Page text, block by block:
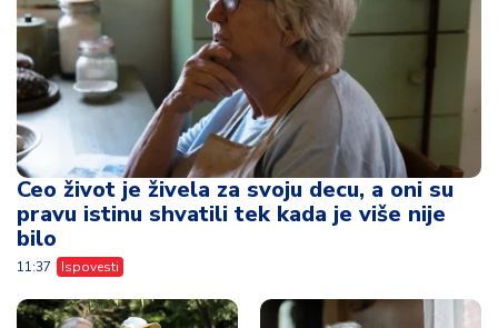
Ceo život je živela za svoju decu, a oni su
pravu istinu shvatili tek kada je više nije
bilo
11:37 Ispovesti